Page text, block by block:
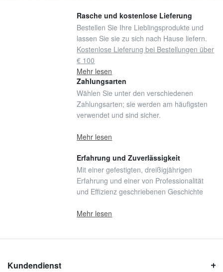
Rasche und kostenlose Lieferung
Bestellen Sie Ihre Lieblingsprodukte und
lassen Sie sie zu sich nach Hause liefern.
Kostenlose Lieferung bei Bestellungen über
€ 100
Mehr lesen
Zahlungsarten
Wählen Sie unter den verschiedenen
Zahlungsarten; sie werden am häufigsten
verwendet und sind sicher.
Mehr lesen
Erfahrung und Zuverlässigkeit
Mit einer gefestigten, dreißigjährigen
Erfahrung und einer von Professionalität
und Effizienz geschriebenen Geschichte
Mehr lesen
Kundendienst